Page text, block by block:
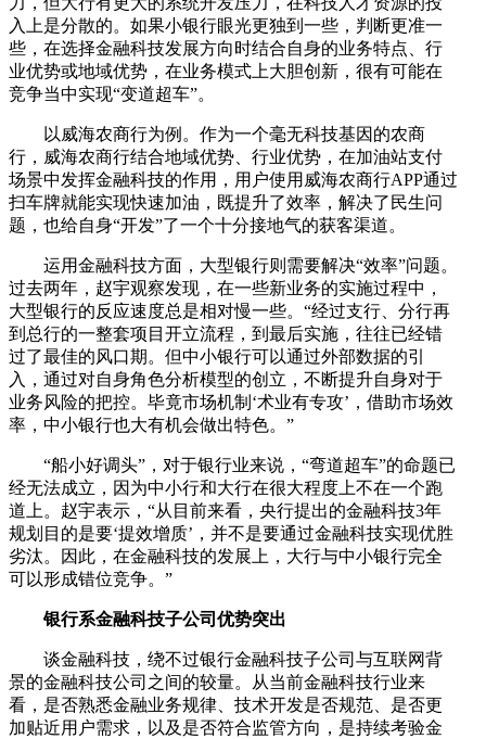
入上是分散的。如果小银行眼光更独到一些，判断更准一
些，在选择金融科技发展方向时结合自身的业务特点、行
业优势或地域优势，在业务模式上大胆创新，很有可能在
竞争当中实现“变道超车”。
以威海农商行为例。作为一个毫无科技基因的农商
行，威海农商行结合地域优势、行业优势，在加油站支付
场景中发挥金融科技的作用，用户使用威海农商行APP通过
扫车牌就能实现快速加油，既提升了效率，解决了民生问
题，也给自身“开发”了一个十分接地气的获客渠道。
运用金融科技方面，大型银行则需要解决“效率”问题。
过去两年，赵宇观察发现，在一些新业务的实施过程中，
大型银行的反应速度总是相对慢一些。“经过支行、分行再
到总行的一整套项目开立流程，到最后实施，往往已经错
过了最佳的风口期。但中小银行可以通过外部数据的引
入，通过对自身角色分析模型的创立，不断提升自身对于
业务风险的把控。毕竟市场机制‘术业有专攻’，借助市场效
率，中小银行也大有机会做出特色。”
“船小好调头”，对于银行业来说，“弯道超车”的命题已
经无法成立，因为中小行和大行在很大程度上不在一个跑
道上。赵宇表示，“从目前来看，央行提出的金融科技3年
规划目的是要‘提效增质’，并不是要通过金融科技实现优胜
劣汰。因此，在金融科技的发展上，大行与中小银行完全
可以形成错位竞争。”
银行系金融科技子公司优势突出
谈金融科技，绕不过银行金融科技子公司与互联网背
景的金融科技公司之间的较量。从当前金融科技行业来
看，是否熟悉金融业务规律、技术开发是否规范、是否更
加贴近用户需求，以及是否符合监管方向，是持续考验金